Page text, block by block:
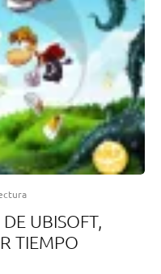
UBISOFT,
TIEMPO